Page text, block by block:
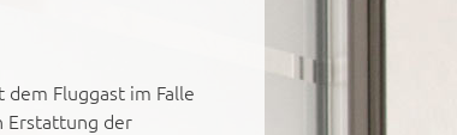
Fluggast im Falle
Erstattung der